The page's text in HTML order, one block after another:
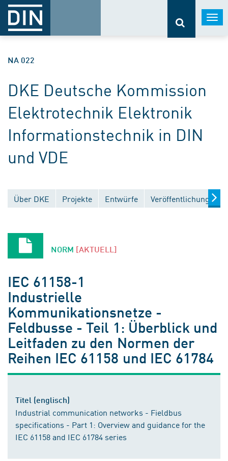
NA 022
DKE Deutsche Kommission
Elektrotechnik Elektronik
Informationstechnik in DIN
und VDE
Über DKE Projekte Entwürfe Veröffentlichungen
NORM [AKTUELL]
IEC 61158-1
Industrielle
Kommunikationsnetze -
Feldbusse - Teil 1: Überblick und
Leitfaden zu den Normen der
Reihen IEC 61158 und IEC 61784
Titel (englisch)
Industrial communication networks - Fieldbus
specifications - Part 1: Overview and guidance for the
IEC 61158 and IEC 61784 series